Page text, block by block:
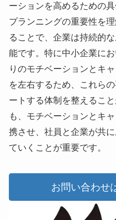
ーションを高めるための
プランニングの重要性を
ることで、企業は持続的
能です。特に中小企業に
りのモチベーションとキ
を左右するため、これら
ートする体制を整えるこ
も、モチベーションとキ
携させ、社員と企業が共
ていくことが重要です。
お問い合わせ